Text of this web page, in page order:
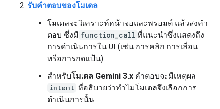
รับคำตอบของโมเดล
โมเดลจะวิเคราะห์หน้าจอและพรอมต์ แล้วส่งคำ
ตอบ ซึ่งมี function_call ที่แนะนำซึ่งแสดงถึง
การดำเนินการใน UI (เช่น การคลิก การเลื่อน
หรือการกดแป้น)
สำหรับโมเดล Gemini 3.x คำตอบจะมีเหตุผล
intent ที่อธิบายว่าทำไมโมเดลจึงเลือกการ
ดำเนินการนั้น